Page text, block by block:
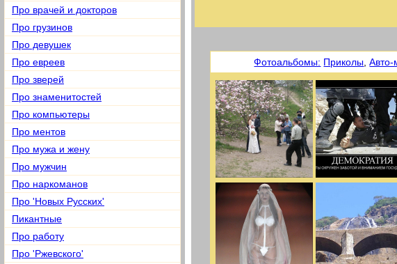
Про врачей и докторов
Про грузинов
Про девушек
Про евреев
Про зверей
Про знаменитостей
Про компьютеры
Про ментов
Про мужа и жену
Про мужчин
Про наркоманов
Про 'Новых Русских'
Пикантные
Про работу
Про 'Ржевского'
Фотоальбомы: Приколы ,Авто-